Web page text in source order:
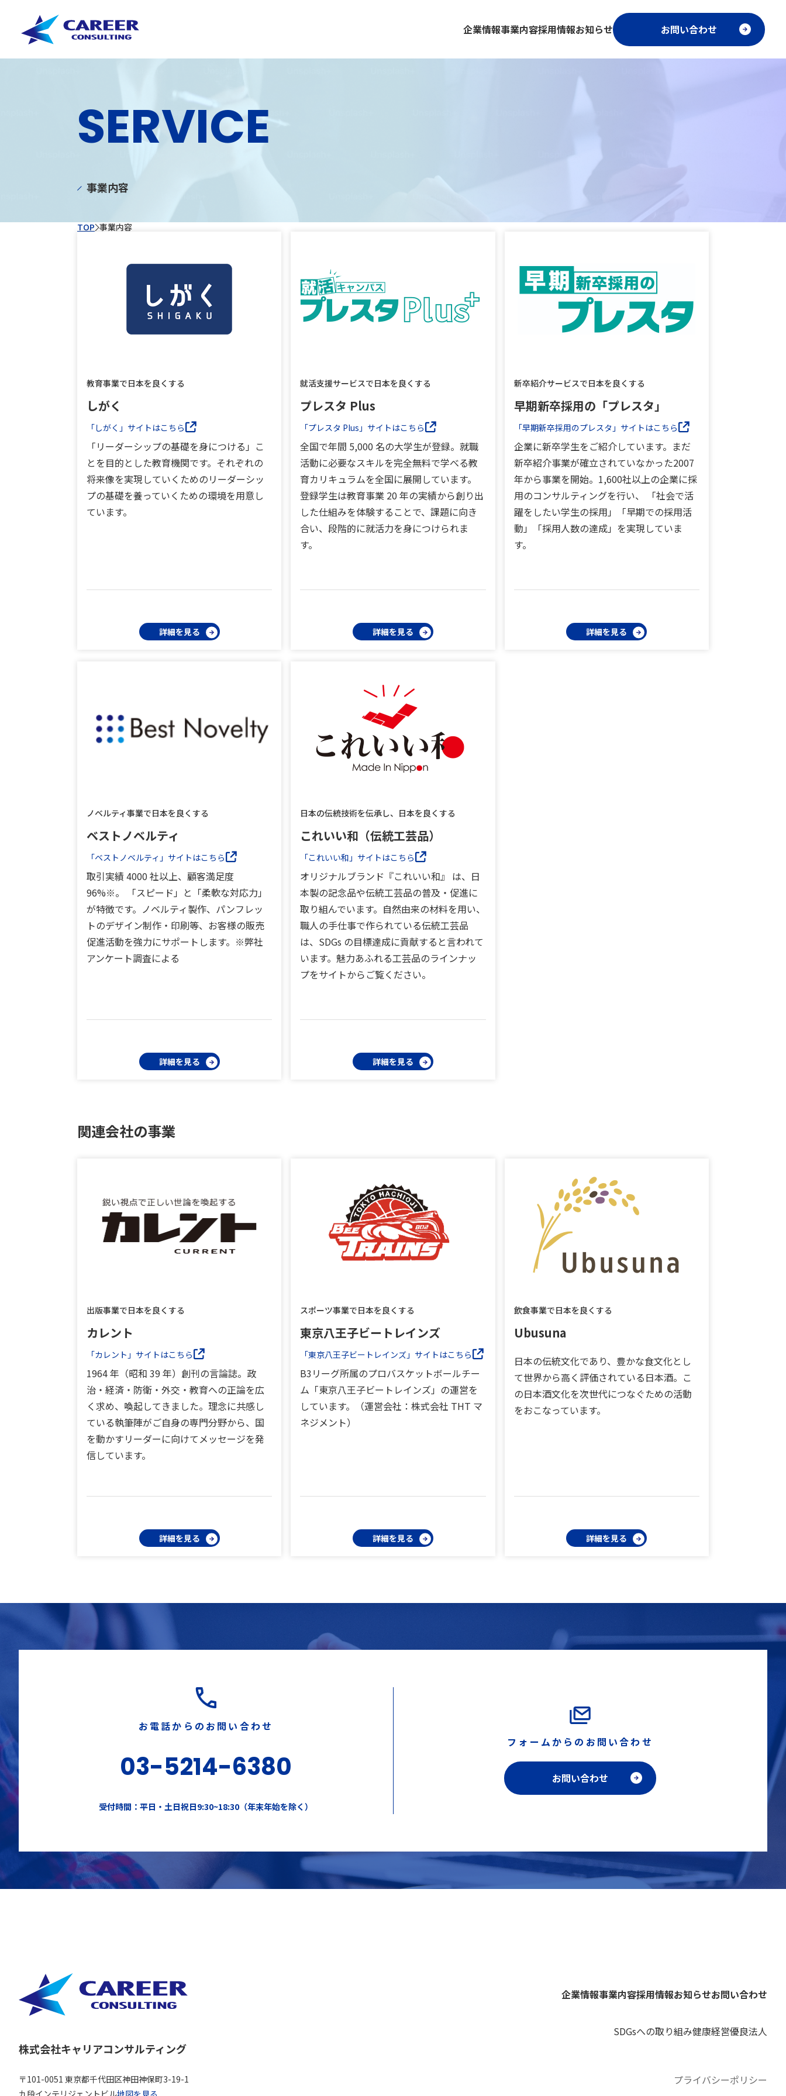
企業情報事業内容採用情報お知らせ お問い合わせ
SERVICE
事業内容
TOP 事業内容
教育事業で日本を良くする
しがく
「しがく」サイトはこちら
「リーダーシップの基礎を身につける」こ
とを目的とした教育機関です。それぞれの
将来像を実現していくためのリーダーシッ
プの基礎を養っていくための環境を用意し
ています。
詳細を見る
就活支援サービスで日本を良くする
プレスタ Plus
「プレスタ Plus」サイトはこちら
全国で年間 5,000 名の大学生が登録。就職
活動に必要なスキルを完全無料で学べる教
育カリキュラムを全国に展開しています。
登録学生は教育事業 20 年の実績から創り出
した仕組みを体験することで、課題に向き
合い、段階的に就活力を身につけられま
す。
詳細を見る
新卒紹介サービスで日本を良くする
早期新卒採用の「プレスタ」
「早期新卒採用のプレスタ」サイトはこちら
企業に新卒学生をご紹介しています。まだ
新卒紹介事業が確立されていなかった2007
年から事業を開始。1,600社以上の企業に採
用のコンサルティングを行い、 「社会で活
躍をしたい学生の採用」「早期での採用活
動」「採用人数の達成」を実現していま
す。
詳細を見る
ノベルティ事業で日本を良くする
ベストノベルティ
「ベストノベルティ」サイトはこちら
取引実績 4000 社以上、顧客満足度
96%※。 「スピード」と「柔軟な対応力」
が特徴です。ノベルティ製作、パンフレッ
トのデザイン制作・印刷等、お客様の販売
促進活動を強力にサポートします。※弊社
アンケート調査による
詳細を見る
日本の伝統技術を伝承し、日本を良くする
これいい和（伝統工芸品）
「これいい和」サイトはこちら
オリジナルブランド『これいい和』 は、日
本製の記念品や伝統工芸品の普及・促進に
取り組んでいます。自然由来の材料を用い、
職人の手仕事で作られている伝統工芸品
は、SDGs の目標達成に貢献すると言われて
います。魅力あふれる工芸品のラインナッ
プをサイトからご覧ください。
詳細を見る
関連会社の事業
出版事業で日本を良くする
カレント
「カレント」サイトはこちら
1964 年（昭和 39 年）創刊の言論誌。政
治・経済・防衛・外交・教育への正論を広
く求め、喚起してきました。理念に共感し
ている執筆陣がご自身の専門分野から、国
を動かすリーダーに向けてメッセージを発
信しています。
詳細を見る
スポーツ事業で日本を良くする
東京八王子ビートレインズ
「東京八王子ビートレインズ」サイトはこちら
B3リーグ所属のプロバスケットボールチー
ム「東京八王子ビートレインズ」の運営を
しています。（運営会社：株式会社 THT マ
ネジメント）
詳細を見る
飲食事業で日本を良くする
Ubusuna
日本の伝統文化であり、豊かな食文化とし
て世界から高く評価されている日本酒。こ
の日本酒文化を次世代につなぐための活動
をおこなっています。
詳細を見る
お電話からのお問い合わせ
03-5214-6380
受付時間：平日・土日祝日9:30~18:30（年末年始を除く）
フォームからのお問い合わせ
お問い合わせ
株式会社キャリアコンサルティング
〒101-0051 東京都千代田区神田神保町3-19-1
九段インテリジェントビル地図を見る
企業情報事業内容採用情報お知らせお問い合わせ
SDGsへの取り組み健康経営優良法人
プライバシーポリシー